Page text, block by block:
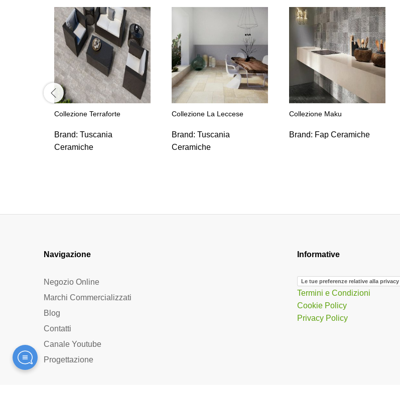
Collezione Terraforte
Brand: Tuscania
Ceramiche
Collezione La Leccese
Brand: Tuscania
Ceramiche
Collezione Maku
Brand: Fap Ceramiche
Navigazione
Negozio Online
Marchi Commercializzati
Blog
Contatti
Canale Youtube
Progettazione
Informative
Le tue preferenze relative alla privacy
Termini e Condizioni
Cookie Policy
Privacy Policy